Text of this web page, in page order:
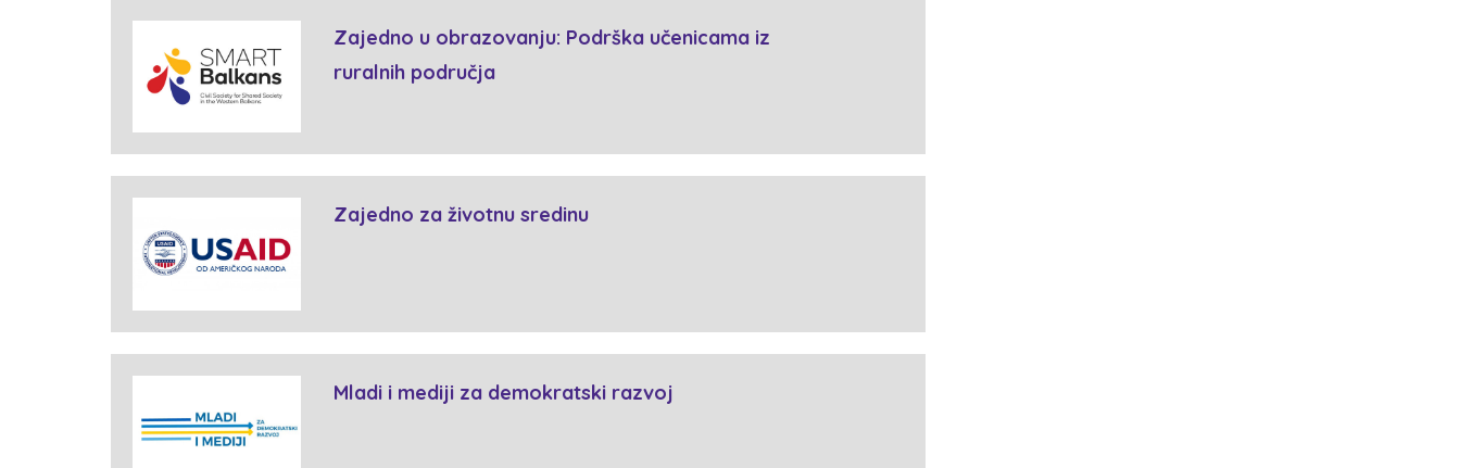
Zajedno u obrazovanju: Podrška učenicama iz
ruralnih područja
Zajedno za životnu sredinu
Mladi i mediji za demokratski razvoj